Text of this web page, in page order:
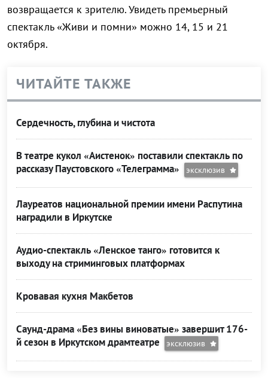
возвращается к зрителю. Увидеть премьерный
спектакль «Живи и помни» можно 14, 15 и 21
октября.
ЧИТАЙТЕ ТАКЖЕ
Сердечность, глубина и чистота
В театре кукол «Аистенок» поставили спектакль по
рассказу Паустовского «Телеграмма»
эксклюзив
Лауреатов национальной премии имени Распутина
наградили в Иркутске
Аудио-спектакль «Ленское танго» готовится к
выходу на стриминговых платформах
Кровавая кухня Макбетов
Саунд-драма «Без вины виноватые» завершит 176-
й сезон в Иркутском драмтеатре
эксклюзив